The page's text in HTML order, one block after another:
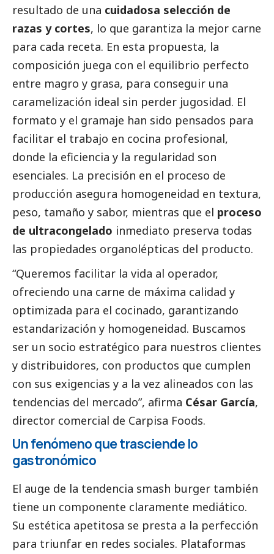
resultado de una cuidadosa selección de
razas y cortes, lo que garantiza la mejor carne
para cada receta. En esta propuesta, la
composición juega con el equilibrio perfecto
entre magro y grasa, para conseguir una
caramelización ideal sin perder jugosidad. El
formato y el gramaje han sido pensados para
facilitar el trabajo en cocina profesional,
donde la eficiencia y la regularidad son
esenciales. La precisión en el proceso de
producción asegura homogeneidad en textura,
peso, tamaño y sabor, mientras que el proceso
de ultracongelado inmediato preserva todas
las propiedades organolépticas del producto.
“Queremos facilitar la vida al operador,
ofreciendo una carne de máxima calidad y
optimizada para el cocinado, garantizando
estandarización y homogeneidad. Buscamos
ser un socio estratégico para nuestros clientes
y distribuidores, con productos que cumplen
con sus exigencias y a la vez alineados con las
tendencias del mercado”, afirma César García,
director comercial de Carpisa Foods.
Un fenómeno que trasciende lo
gastronómico
El auge de la tendencia smash burger también
tiene un componente claramente mediático.
Su estética apetitosa se presta a la perfección
para triunfar en redes sociales. Plataformas